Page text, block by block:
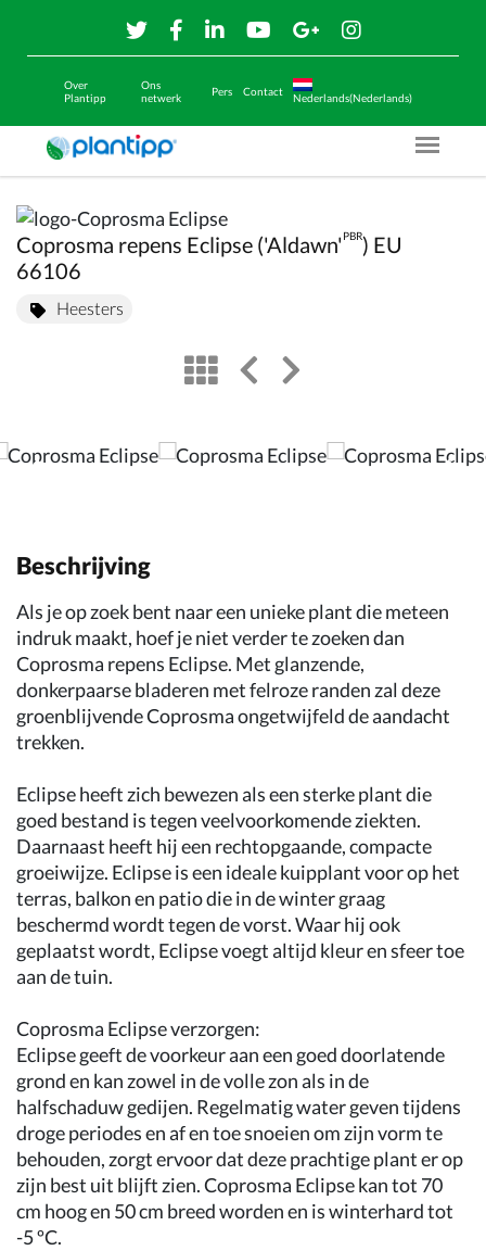
Over
Plantipp
Ons
netwerk
Pers Contact
Nederlands(Nederlands)
Menu
Coprosma repens Eclipse ('Aldawn' PBR) EU
66106
Heesters
viewleft arrow
right arrow
Beschrijving
Als je op zoek bent naar een unieke plant die meteen
indruk maakt, hoef je niet verder te zoeken dan
Coprosma repens Eclipse. Met glanzende,
donkerpaarse bladeren met felroze randen zal deze
groenblijvende Coprosma ongetwijfeld de aandacht
trekken.
Eclipse heeft zich bewezen als een sterke plant die
goed bestand is tegen veelvoorkomende ziekten.
Daarnaast heeft hij een rechtopgaande, compacte
groeiwijze. Eclipse is een ideale kuipplant voor op het
terras, balkon en patio die in de winter graag
beschermd wordt tegen de vorst. Waar hij ook
geplaatst wordt, Eclipse voegt altijd kleur en sfeer toe
aan de tuin.
Coprosma Eclipse verzorgen:
Eclipse geeft de voorkeur aan een goed doorlatende
grond en kan zowel in de volle zon als in de
halfschaduw gedijen. Regelmatig water geven tijdens
droge periodes en af en toe snoeien om zijn vorm te
behouden, zorgt ervoor dat deze prachtige plant er op
zijn best uit blijft zien. Coprosma Eclipse kan tot 70
cm hoog en 50 cm breed worden en is winterhard tot
-5 ºC.